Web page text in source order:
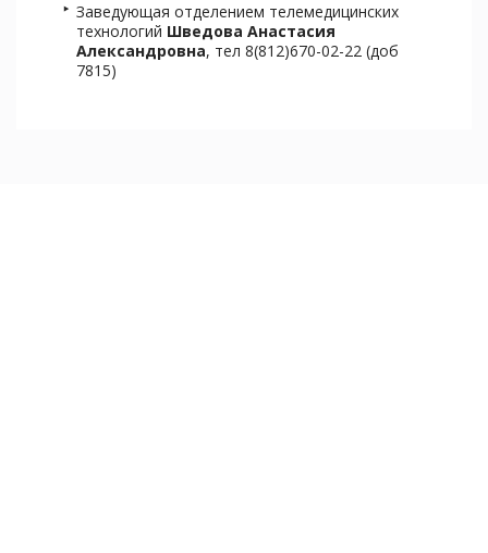
Заведующая отделением телемедицинских
технологий Шведова Анастасия
Александровна, тел 8(812)670-02-22 (доб
7815)